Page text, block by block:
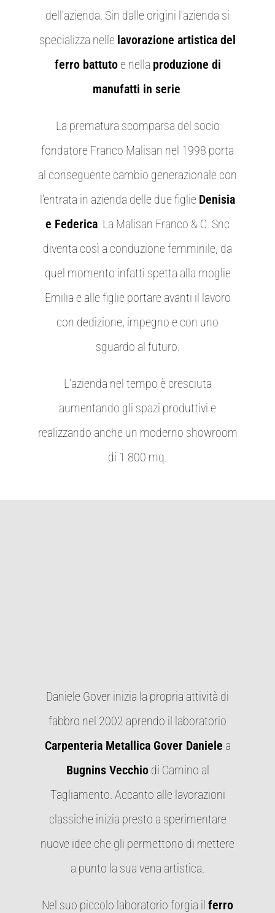
dell’azienda. Sin dalle origini l’azienda si
specializza nelle lavorazione artistica del
ferro battutoe nella produzione di
manufatti in serie.
La prematura scomparsa del socio
fondatore Franco Malisan nel 1998 porta
al conseguente cambio generazionale con
l’entrata in azienda delle due figlie Denisia
e Federica. La Malisan Franco & C. Snc
diventa così a conduzione femminile, da
quel momento infatti spetta alla moglie
Emilia e alle figlie portare avanti il lavoro
con dedizione, impegno e con uno
sguardo al futuro.
L’azienda nel tempo è cresciuta
aumentando gli spazi produttivi e
realizzando anche un moderno showroom
di 1.800 mq.
Daniele Gover inizia la propria attività di
fabbro nel 2002 aprendo il laboratorio
Carpenteria Metallica Gover Daniele a
Bugnins Vecchiodi Camino al
Tagliamento. Accanto alle lavorazioni
classiche inizia presto a sperimentare
nuove idee che gli permettono di mettere
a punto la sua vena artistica.
Nel suo piccolo laboratorio forgia il ferro